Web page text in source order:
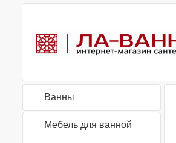
Ванны
Мебель для ванной